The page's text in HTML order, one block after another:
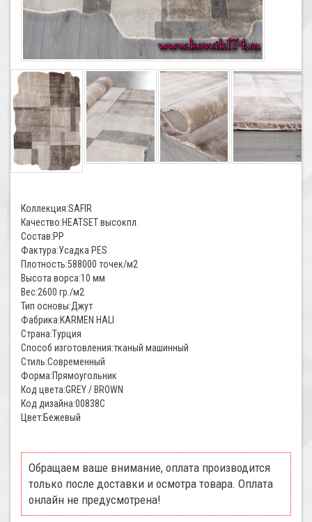
Коллекция:SAFIR
Качество:HEATSET высокпл.
Состав:PP
Фактура:Усадка PES
Плотность:588000 точек/м2
Высота ворса:10 мм
Вес:2600 гр./м2
Тип основы:Джут
Фабрика:KARMEN HALI
Страна:Турция
Способ изготовления:тканый машинный
Стиль:Современный
Форма:Прямоугольник
Код цвета:GREY / BROWN
Код дизайна:00838C
Цвет:Бежевый
Обращаем ваше внимание, оплата производится
только после доставки и осмотра товара. Оплата
онлайн не предусмотрена!